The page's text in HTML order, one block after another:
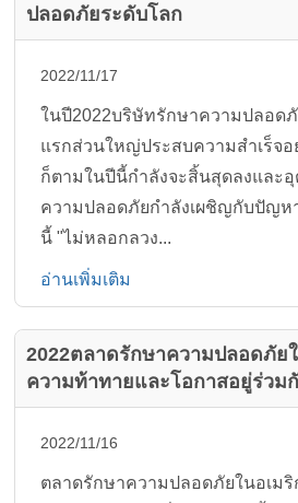
ปลอดภัยระดับโลก
2022/11/17
ในปี2022บริษัทรักษาความปลอด
แรกส่วนใหญ่ประสบความสำเร็จอ
ก็ตามในปีนี้กำลังจะสิ้นสุดลงและ
ความปลอดภัยกำลังเผชิญกับปัญห
นี้ "ไม่หลอกลวง...
อ่านเพิ่มเติม
2022ตลาดรักษาความปลอดภัย
ความท้าทายและโอกาสอยู่ร่วม
2022/11/16
ตลาดรักษาความปลอดภัยในอเมริ